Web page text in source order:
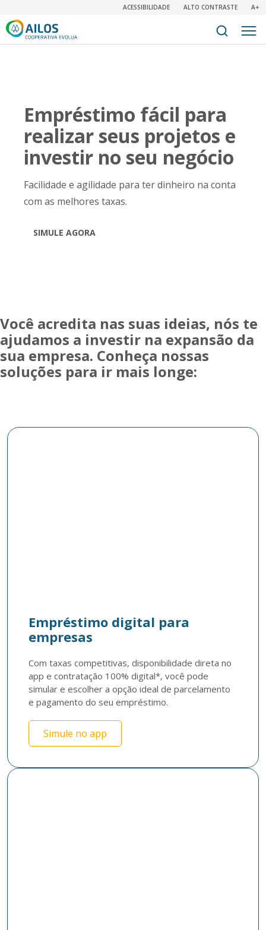
ACESSIBILIDADE ALTO CONTRASTE A+
Empréstimo fácil para
realizar seus projetos e
investir no seu negócio
Facilidade e agilidade para ter dinheiro na conta
com as melhores taxas.
SIMULE AGORA
Você acredita nas suas ideias, nós te
ajudamos a investir na expansão da
sua empresa. Conheça nossas
soluções para ir mais longe:
Empréstimo digital para
empresas
Com taxas competitivas, disponibilidade direta no
app e contratação 100% digital*, você pode
simular e escolher a opção ideal de parcelamento
e pagamento do seu empréstimo.
Simule no app